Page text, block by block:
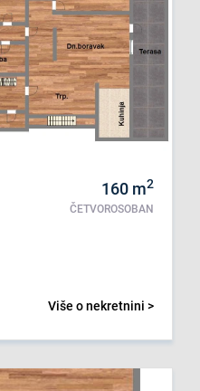
160 m2
ČETVOROSOBAN
Više o nekretnini >